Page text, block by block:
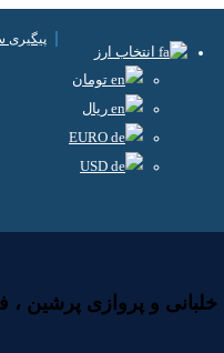
انتخاب ارز
تومان
ریال
پیگیری
و پروازی پرشین ،